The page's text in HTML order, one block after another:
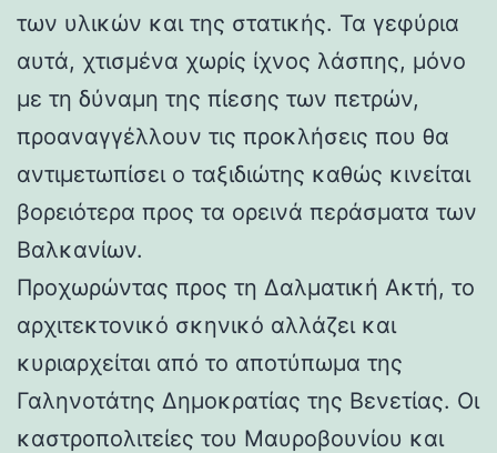
των υλικών και της στατικής. Τα γεφύρια
αυτά, χτισμένα χωρίς ίχνος λάσπης, μόνο
με τη δύναμη της πίεσης των πετρών,
προαναγγέλλουν τις προκλήσεις που θα
αντιμετωπίσει ο ταξιδιώτης καθώς κινείται
βορειότερα προς τα ορεινά περάσματα των
Βαλκανίων.
Προχωρώντας προς τη Δαλματική Ακτή, το
αρχιτεκτονικό σκηνικό αλλάζει και
κυριαρχείται από το αποτύπωμα της
Γαληνοτάτης Δημοκρατίας της Βενετίας. Οι
καστροπολιτείες του Μαυροβουνίου και